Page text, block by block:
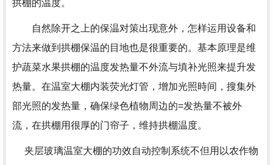
拱棚的温度。
自然除开之上的保温对策出现意外，怎样运用设备和
方法来做到拱棚保温的目地也是很重要的。基本原理是维
护蔬菜水果拱棚的温度发热量不外流与填补光照来提升发
热量。在温室大棚内装荧光灯管，增加光照時间，搜集外
部光照的发热量，确保绿色植物周边的=发热量不被外
流，在拱棚用很厚的门帘子，维持拱棚温度。
夹层玻璃温室大棚的功效自动控制系统不但用以农作物